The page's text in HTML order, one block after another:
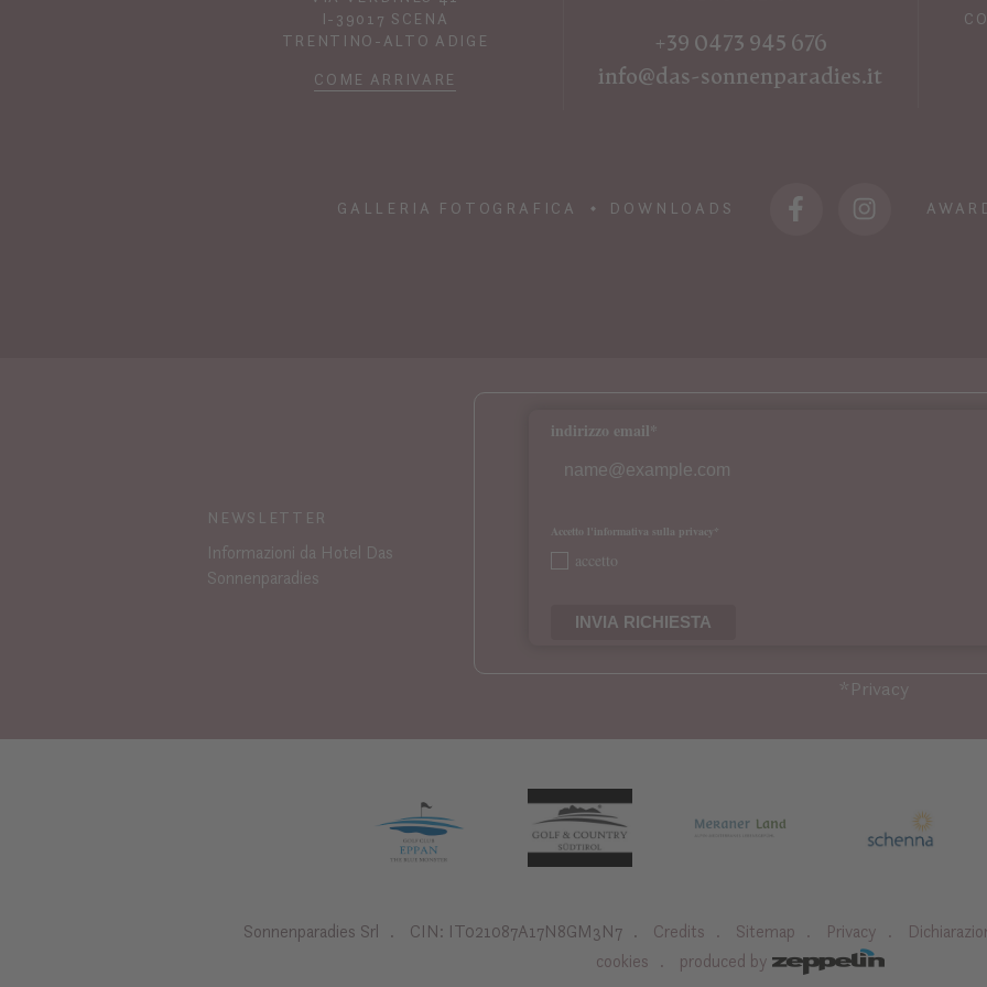
I-39017 SCENA
TRENTINO-ALTO ADIGE
COME ARRIVARE
+39 0473 945 676
info@das-sonnenparadies.it
GALLERIA FOTOGRAFICA DOWNLOADS
NEWSLETTER
Informazioni da Hotel Das
Sonnenparadies
indirizzo email*
Accetto l'informativa sulla privacy*
accetto
INVIA RICHIESTA
* Privacy
Sonnenparadies Srl CIN: IT021087A17N8GM3N7 Credits Sitemap Privacy
cookies
produced by